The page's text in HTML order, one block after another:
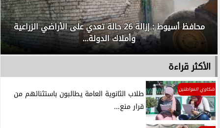
محافظ أسيوط : إزالة 26 حالة تعدي على الأراضي الزراعية
وأملاك الدولة...
الأكثر قراءة
شكاوي المواطنين
طلاب الثانوية العامة يطالبون باستثنائهم من
قرار منع...